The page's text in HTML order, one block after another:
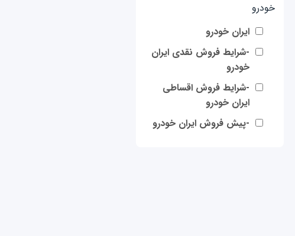
خودرو
ایران خودرو
-شرایط فروش نقدی ایران
خودرو
-شرایط فروش اقساطی
ایران خودرو
-پیش فروش ایران خودرو